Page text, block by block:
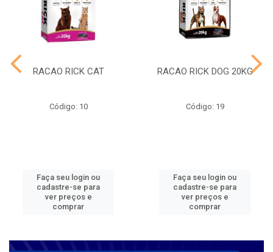
RACAO RICK CAT
Código: 10
Faça seu login ou
cadastre-se para
ver preços e
comprar
RACAO RICK DOG 20KG
Código: 19
Faça seu login ou
cadastre-se para
ver preços e
comprar